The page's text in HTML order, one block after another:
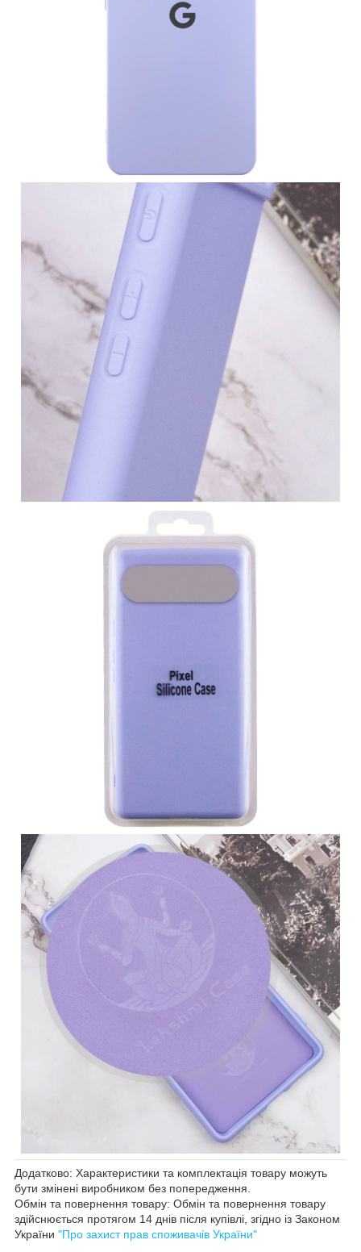
Додатково: Характеристики та комплектація товару можуть
бути змінені виробником без попередження.
Обмін та повернення товару: Обмін та повернення товару
здійснюється протягом 14 днів після купівлі, згідно із Законом
України "Про захист прав споживачів України"